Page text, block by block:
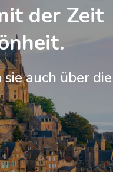
der Zeit
auch über die